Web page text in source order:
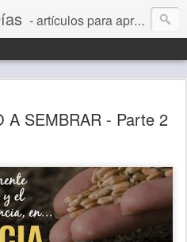
- artículos para aprender a vivir mejor, un día a la vez. Por Juan C Quintero
A SEMBRAR - Parte 2